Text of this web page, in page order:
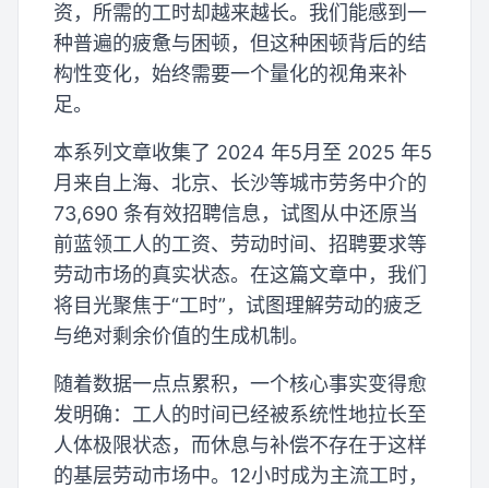
资，所需的工时却越来越长。我们能感到一
种普遍的疲惫与困顿，但这种困顿背后的结
构性变化，始终需要一个量化的视角来补
足。
本系列文章收集了 2024 年5月至 2025 年5
月来自上海、北京、长沙等城市劳务中介的
73,690 条有效招聘信息，试图从中还原当
前蓝领工人的工资、劳动时间、招聘要求等
劳动市场的真实状态。在这篇文章中，我们
将目光聚焦于“工时”，试图理解劳动的疲乏
与绝对剩余价值的生成机制。
随着数据一点点累积，一个核心事实变得愈
发明确：工人的时间已经被系统性地拉长至
人体极限状态，而休息与补偿不存在于这样
的基层劳动市场中。12小时成为主流工时，